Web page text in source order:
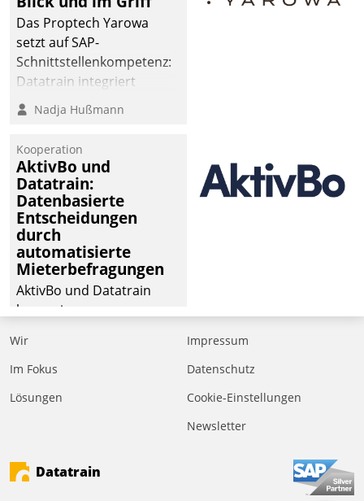
Eine intuitive
Dialogführung ermöglicht
dem externen
Serviceteam, Anrufe von
Mietenden zügiger und
effizienter zu bearbeiten.
Das Proptech Yarowa
setzt auf SAP-
Schnittstellenkompetenz:
Datatrain integriert
Yarowas Portal zur
Vergabe und Verwaltung
operativen
Instandhaltung in die
SAP-Systemlandschaft
deutscher
Wohnungsunternehmen
– und beschleunigt damit
den Weg vom
Mieteranliegen zum
Dienstleisterauftrag.
Nadja Hußmann
Kooperation
AktivBo und
Datatrain:
Datenbasierte
Entscheidungen
durch
automatisierte
Mieterbefragungen
AktivBo und Datatrain
kooperieren –
profitieren: Die nahtlose
Integration der Lösungen
Datatrain ermöglicht
Mieterbefragungen – eine
starke Grundlage für
Wir
Im Fokus
Lösungen
Impressum
Datenschutz
Cookie-Einstellungen
Newsletter
Datatrain